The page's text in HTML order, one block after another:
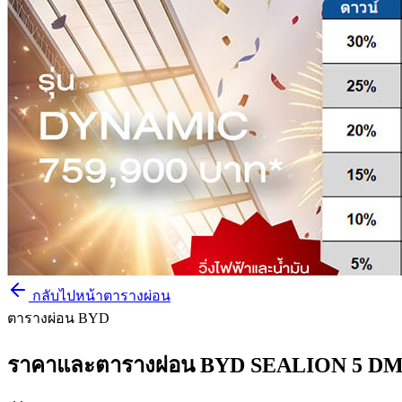
กลับไปหน้าตารางผ่อน
ตารางผ่อน BYD
ราคาและตารางผ่อน BYD SEALION 5